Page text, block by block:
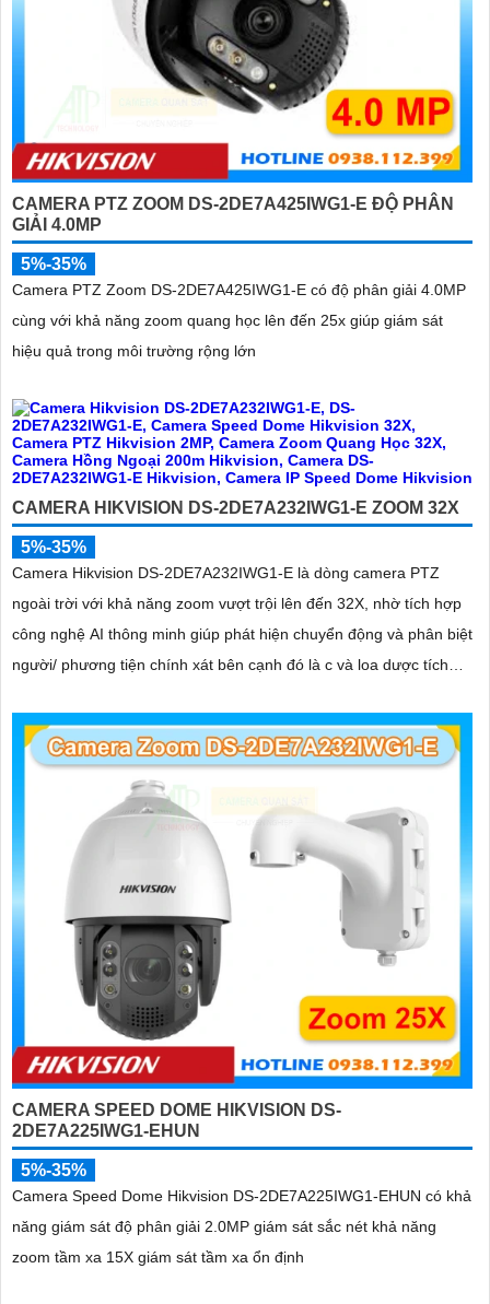
CAMERA PTZ ZOOM DS-2DE7A425IWG1-E ĐỘ PHÂN
GIẢI 4.0MP
5%-35%
Camera PTZ Zoom DS-2DE7A425IWG1-E có độ phân giải 4.0MP
cùng với khả năng zoom quang học lên đến 25x giúp giám sát
hiệu quả trong môi trường rộng lớn
CAMERA HIKVISION DS-2DE7A232IWG1-E ZOOM 32X
5%-35%
Camera Hikvision DS-2DE7A232IWG1-E là dòng camera PTZ
ngoài trời với khả năng zoom vượt trội lên đến 32X, nhờ tích hợp
công nghệ AI thông minh giúp phát hiện chuyển động và phân biệt
người/ phương tiện chính xát bên cạnh đó là c và loa dược tích
CAMERA SPEED DOME HIKVISION DS-
2DE7A225IWG1-EHUN
5%-35%
Camera Speed Dome Hikvision DS-2DE7A225IWG1-EHUN có khả
năng giám sát độ phân giải 2.0MP giám sát sắc nét khả năng
zoom tầm xa 15X giám sát tầm xa ổn định